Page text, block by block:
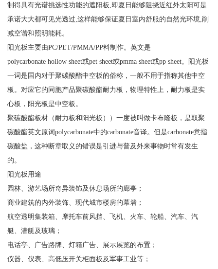
制得具有光谱挑选性功能的遮阳板,即夏日能够阻挠近红外太阳可是
承诺大大都可见光透过,这样能够保证夏日室内舒服的自然光环境,削
减空谐和照明能耗。
阳光板主要由PC/PET/PMMA/PP料制作。英文是
polycarbonate hollow sheet或pet sheet或pmma sheet或pp sheet。阳光板
一词是国内对于聚碳酸酯中空板的俗称，一般不用于指称其他中空
板。对应它的同胞产品聚碳酸酯耐力板，物理特性上，耐力板是实
心板，阳光板是中空板。
聚碳酸酯板材（耐力板和阳光板））一度被叫做卡布隆板，是取聚
碳酸酯英文原词polycarbonate中的carbonate音译。但是carbonate意指
碳酸盐，这种断章取义的错误是引进与普及外来事物时常有发生
的。
阳光板用途
园林、游艺场所奇异装饰及休息场所的廊亭；
商业建筑的内外装饰、现代城市楼房的幕墙；
航空透明集装箱、摩托车前风挡、飞机、火车、轮船、汽车、汽
艇、潜艇及玻璃；
电话亭、广告路牌、灯箱广告、展示展览的布置；
仪器、仪表、高低压开关柜面板及军事工业等；